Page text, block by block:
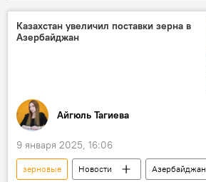
Казахстан увеличил поставки зерна в
Азербайджан
Айгюль Тагиева
9 января 2025, 16:06
зерновые Новости
Азербайджан